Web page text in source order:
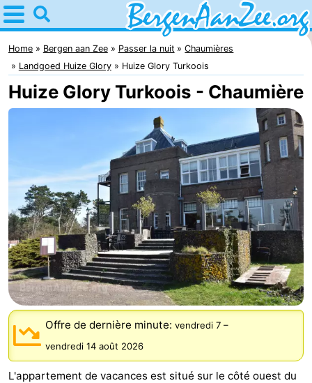
Home
Bergen
aan
Zee
Astuces
Avec
enfants
Dunes
Schoorl
Passer
la
nuit
Appartements
-
De
Graaf
van
-
Landgoed
Huize
Campings
Chambre
Home Bergen aan Zee Passer la nuit
Chaumières
Landgoed Huize Glory
Huize Glory Turkoois
Huize Glory Turkoois - Chaumière
Offre de dernière minute: vendredi 7 –
vendredi 14 août 2026
L'appartement de vacances est situé sur le côté ouest du